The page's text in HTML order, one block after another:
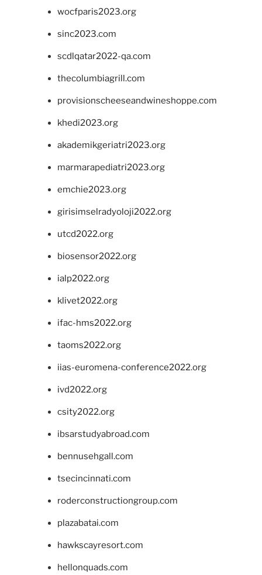
wocfparis2023.org
sinc2023.com
scdlqatar2022-qa.com
thecolumbiagrill.com
provisionscheeseandwineshoppe.com
khedi2023.org
akademikgeriatri2023.org
marmarapediatri2023.org
emchie2023.org
girisimselradyoloji2022.org
utcd2022.org
biosensor2022.org
ialp2022.org
klivet2022.org
ifac-hms2022.org
taoms2022.org
iias-euromena-conference2022.org
ivd2022.org
csity2022.org
ibsarstudyabroad.com
bennusehgall.com
tsecincinnati.com
roderconstructiongroup.com
plazabatai.com
hawkscayresort.com
hellonquads.com